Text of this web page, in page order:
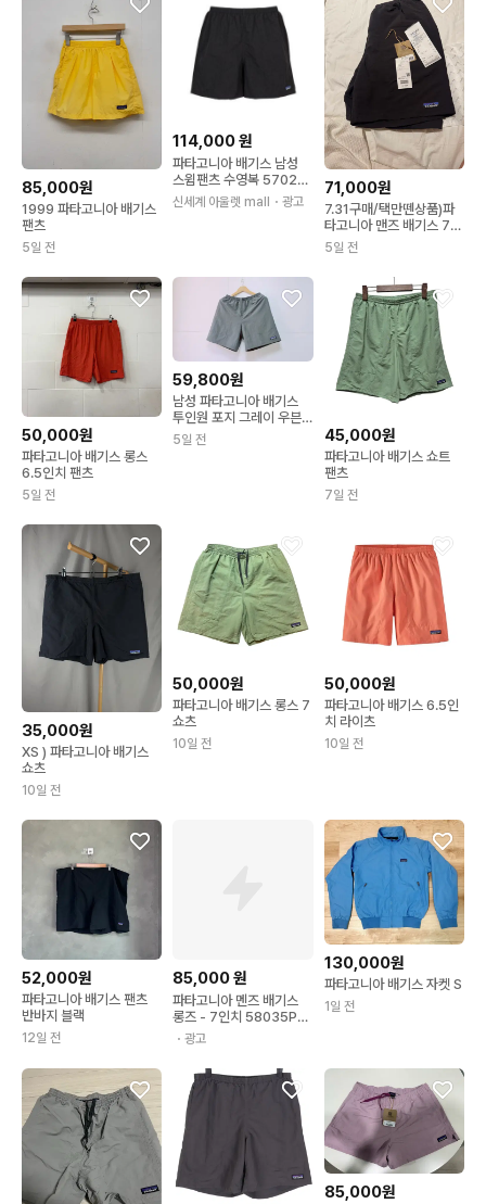
85,000원
1999 파타고니아 배기스
팬츠
5일 전
114,000원
파타고니아 배기스 남성
스윔팬츠 수영복 57022
BOB
신세계 아울렛 mall ・광고
71,000원
7.31구매/택만뗀상품)파
타고니아 맨즈 배기스 7인
치 블랙 S
5일 전
50,000원
파타고니아 배기스 롱스
6.5인치 팬츠
5일 전
59,800원
남성 파타고니아 배기스
투인원 포지 그레이 우븐
반바지 바지 트레이닝복
5일 전 45,000원
파타고니아 배기스 쇼트
팬츠
7일 전
35,000원
XS ) 파타고니아 배기스
쇼츠
10일 전
50,000원
파타고니아 배기스 롱스 7
쇼츠
10일 전
50,000원
파타고니아 배기스 6.5인
치 라이츠
10일 전
52,000원
파타고니아 배기스 팬츠
반바지 블랙
12일 전
85,000원
파타고니아 멘즈 배기스
롱즈 - 7인치 58035P5
아웃도어 반바지
・광고
130,000원
파타고니아 배기스 자켓 S
1일 전
85,000원